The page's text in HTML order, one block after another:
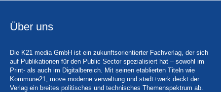
Über uns
Die K21 media GmbH ist ein zukunftsorientierter Fachverlag, der sich
auf Publikationen für den Public Sector spezialisiert hat – sowohl im
Print- als auch im Digitalbereich. Mit seinen etablierten Titeln wie
Kommune21, move moderne verwaltung und stadt+werk deckt der
Verlag ein breites politisches und technisches Themenspektrum ab.